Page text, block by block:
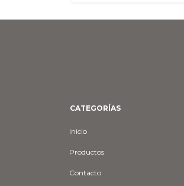
CATEGORÍAS
Inicio
Productos
Contacto